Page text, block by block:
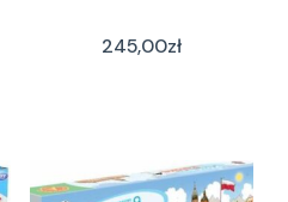
245,00zł